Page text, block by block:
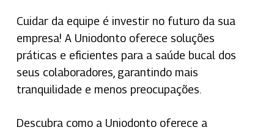
Cuidar da equipe é investir no futuro da sua
empresa! A Uniodonto oferece soluções
práticas e eficientes para a saúde bucal dos
seus colaboradores, garantindo mais
tranquilidade e menos preocupações.
Descubra como a Uniodonto oferece a